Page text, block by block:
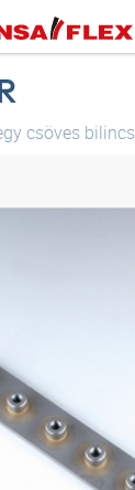
csöves bilincs